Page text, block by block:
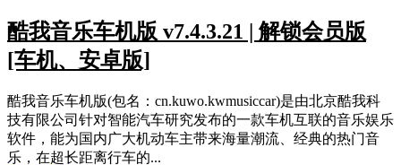
酷我音乐车机版 v7.4.3.21 | 解锁会员版
[车机、安卓版]
酷我音乐车机版(包名：cn.kuwo.kwmusiccar)是由北京酷我科
技有限公司针对智能汽车研究发布的一款车机互联的音乐娱乐
软件，能为国内广大机动车主带来海量潮流、经典的热门音
乐，在超长距离行车的...